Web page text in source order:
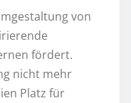
von
fördert.
nicht mehr
Platz für